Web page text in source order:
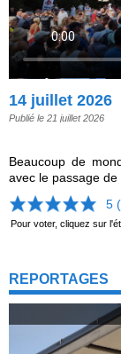
14 juillet 2026
Publié le 21 juillet 2026
Beaucoup de
avec le passage
5 (
Pour voter, cliquez sur
REPORTAGES